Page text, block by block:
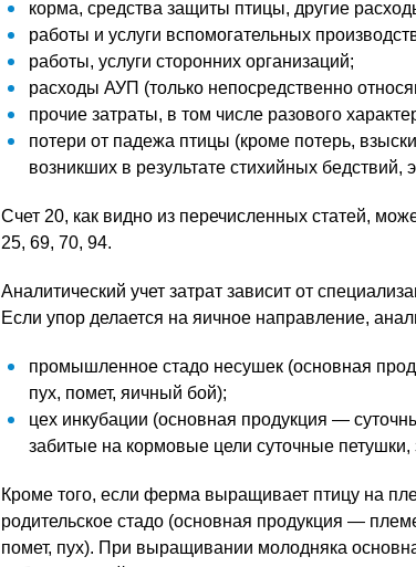
корма, средства защиты птицы, другие
работы и услуги вспомогательных
работы, услуги сторонних организаций;
расходы АУП (только непосредственно
прочие затраты, в том числе разового
потери от падежа птицы (кроме потерь,
возникших в результате стихийных
Счет 20, как видно из перечисленных статей,
25, 69, 70, 94.
Аналитический учет затрат зависит от
Если упор делается на яичное направление,
промышленное стадо несушек (основная
пух, помет, яичный бой);
цех инкубации (основная продукция —
забитые на кормовые цели суточные петушки,
Кроме того, если ферма выращивает птицу на
родительское стадо (основная продукция —
помет, пух). При выращивании молодняка